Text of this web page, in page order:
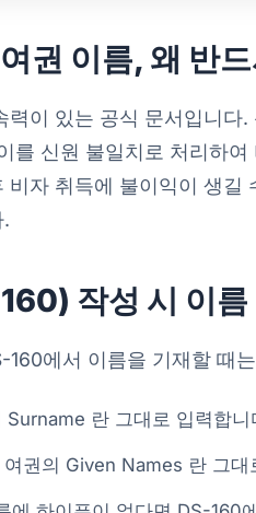
권 이름, 왜 반
력이 있는 공식 문서입니
를 신원 불일치로 처리하
비자 취득에 불이익이 생길
작성 시 이름
160에서 이름을 기재할 때
Surname 란 그대로 입력합
여권의 Given Names 란 그